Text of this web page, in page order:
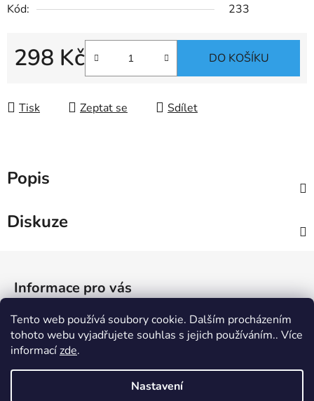
Tento web používá soubory cookie. Dalším procházením
tohoto webu vyjadřujete souhlas s jejich používáním.. Více
informacízde.
Nastavení
Kód:
233
298 Kč DO KOŠÍKU
Tisk Zeptat se Sdílet
Popis
Diskuze
p Informace pro vás
Jak nakupovat
Obchodní podmínky